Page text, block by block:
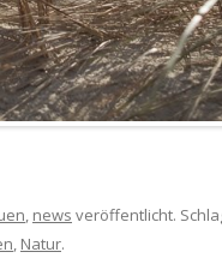
, news veröffentlicht.
, Natur.